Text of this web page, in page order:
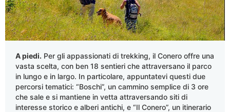
A piedi. Per gli appassionati di trekking, il Conero offre una
vasta scelta, con ben 18 sentieri che attraversano il parco
in lungo e in largo. In particolare, appuntatevi questi due
percorsi tematici: “Boschi”, un cammino semplice di 3 ore
che sale e si mantiene in vetta attraversando siti di
interesse storico e alberi antichi, e “Il Conero”, un itinerario